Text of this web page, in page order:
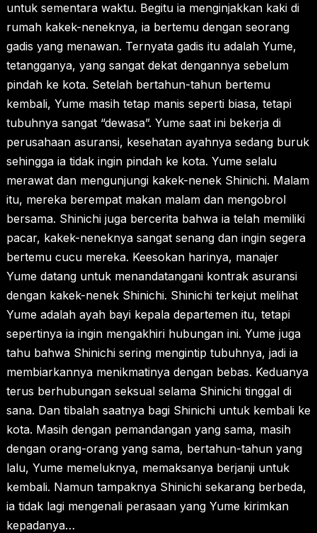
untuk sementara waktu. Begitu ia menginjakkan kaki di
rumah kakek-neneknya, ia bertemu dengan seorang
gadis yang menawan. Ternyata gadis itu adalah Yume,
tetangganya, yang sangat dekat dengannya sebelum
pindah ke kota. Setelah bertahun-tahun bertemu
kembali, Yume masih tetap manis seperti biasa, tetapi
tubuhnya sangat “dewasa”. Yume saat ini bekerja di
perusahaan asuransi, kesehatan ayahnya sedang buruk
sehingga ia tidak ingin pindah ke kota. Yume selalu
merawat dan mengunjungi kakek-nenek Shinichi. Malam
itu, mereka berempat makan malam dan mengobrol
bersama. Shinichi juga bercerita bahwa ia telah memiliki
pacar, kakek-neneknya sangat senang dan ingin segera
bertemu cucu mereka. Keesokan harinya, manajer
Yume datang untuk menandatangani kontrak asuransi
dengan kakek-nenek Shinichi. Shinichi terkejut melihat
Yume adalah ayah bayi kepala departemen itu, tetapi
sepertinya ia ingin mengakhiri hubungan ini. Yume juga
tahu bahwa Shinichi sering mengintip tubuhnya, jadi ia
membiarkannya menikmatinya dengan bebas. Keduanya
terus berhubungan seksual selama Shinichi tinggal di
sana. Dan tibalah saatnya bagi Shinichi untuk kembali ke
kota. Masih dengan pemandangan yang sama, masih
dengan orang-orang yang sama, bertahun-tahun yang
lalu, Yume memeluknya, memaksanya berjanji untuk
kembali. Namun tampaknya Shinichi sekarang berbeda,
ia tidak lagi mengenali perasaan yang Yume kirimkan
kepadanya…